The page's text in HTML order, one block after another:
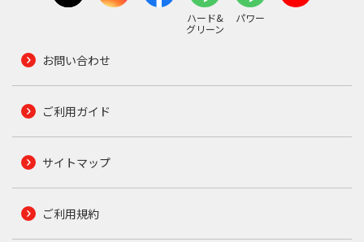
ハード&
グリーン
パワー
お問い合わせ
ご利用ガイド
サイトマップ
ご利用規約